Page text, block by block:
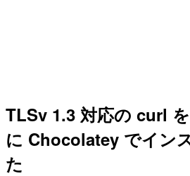
TLSv 1.3 対応の curl
に Chocolatey でイン
た